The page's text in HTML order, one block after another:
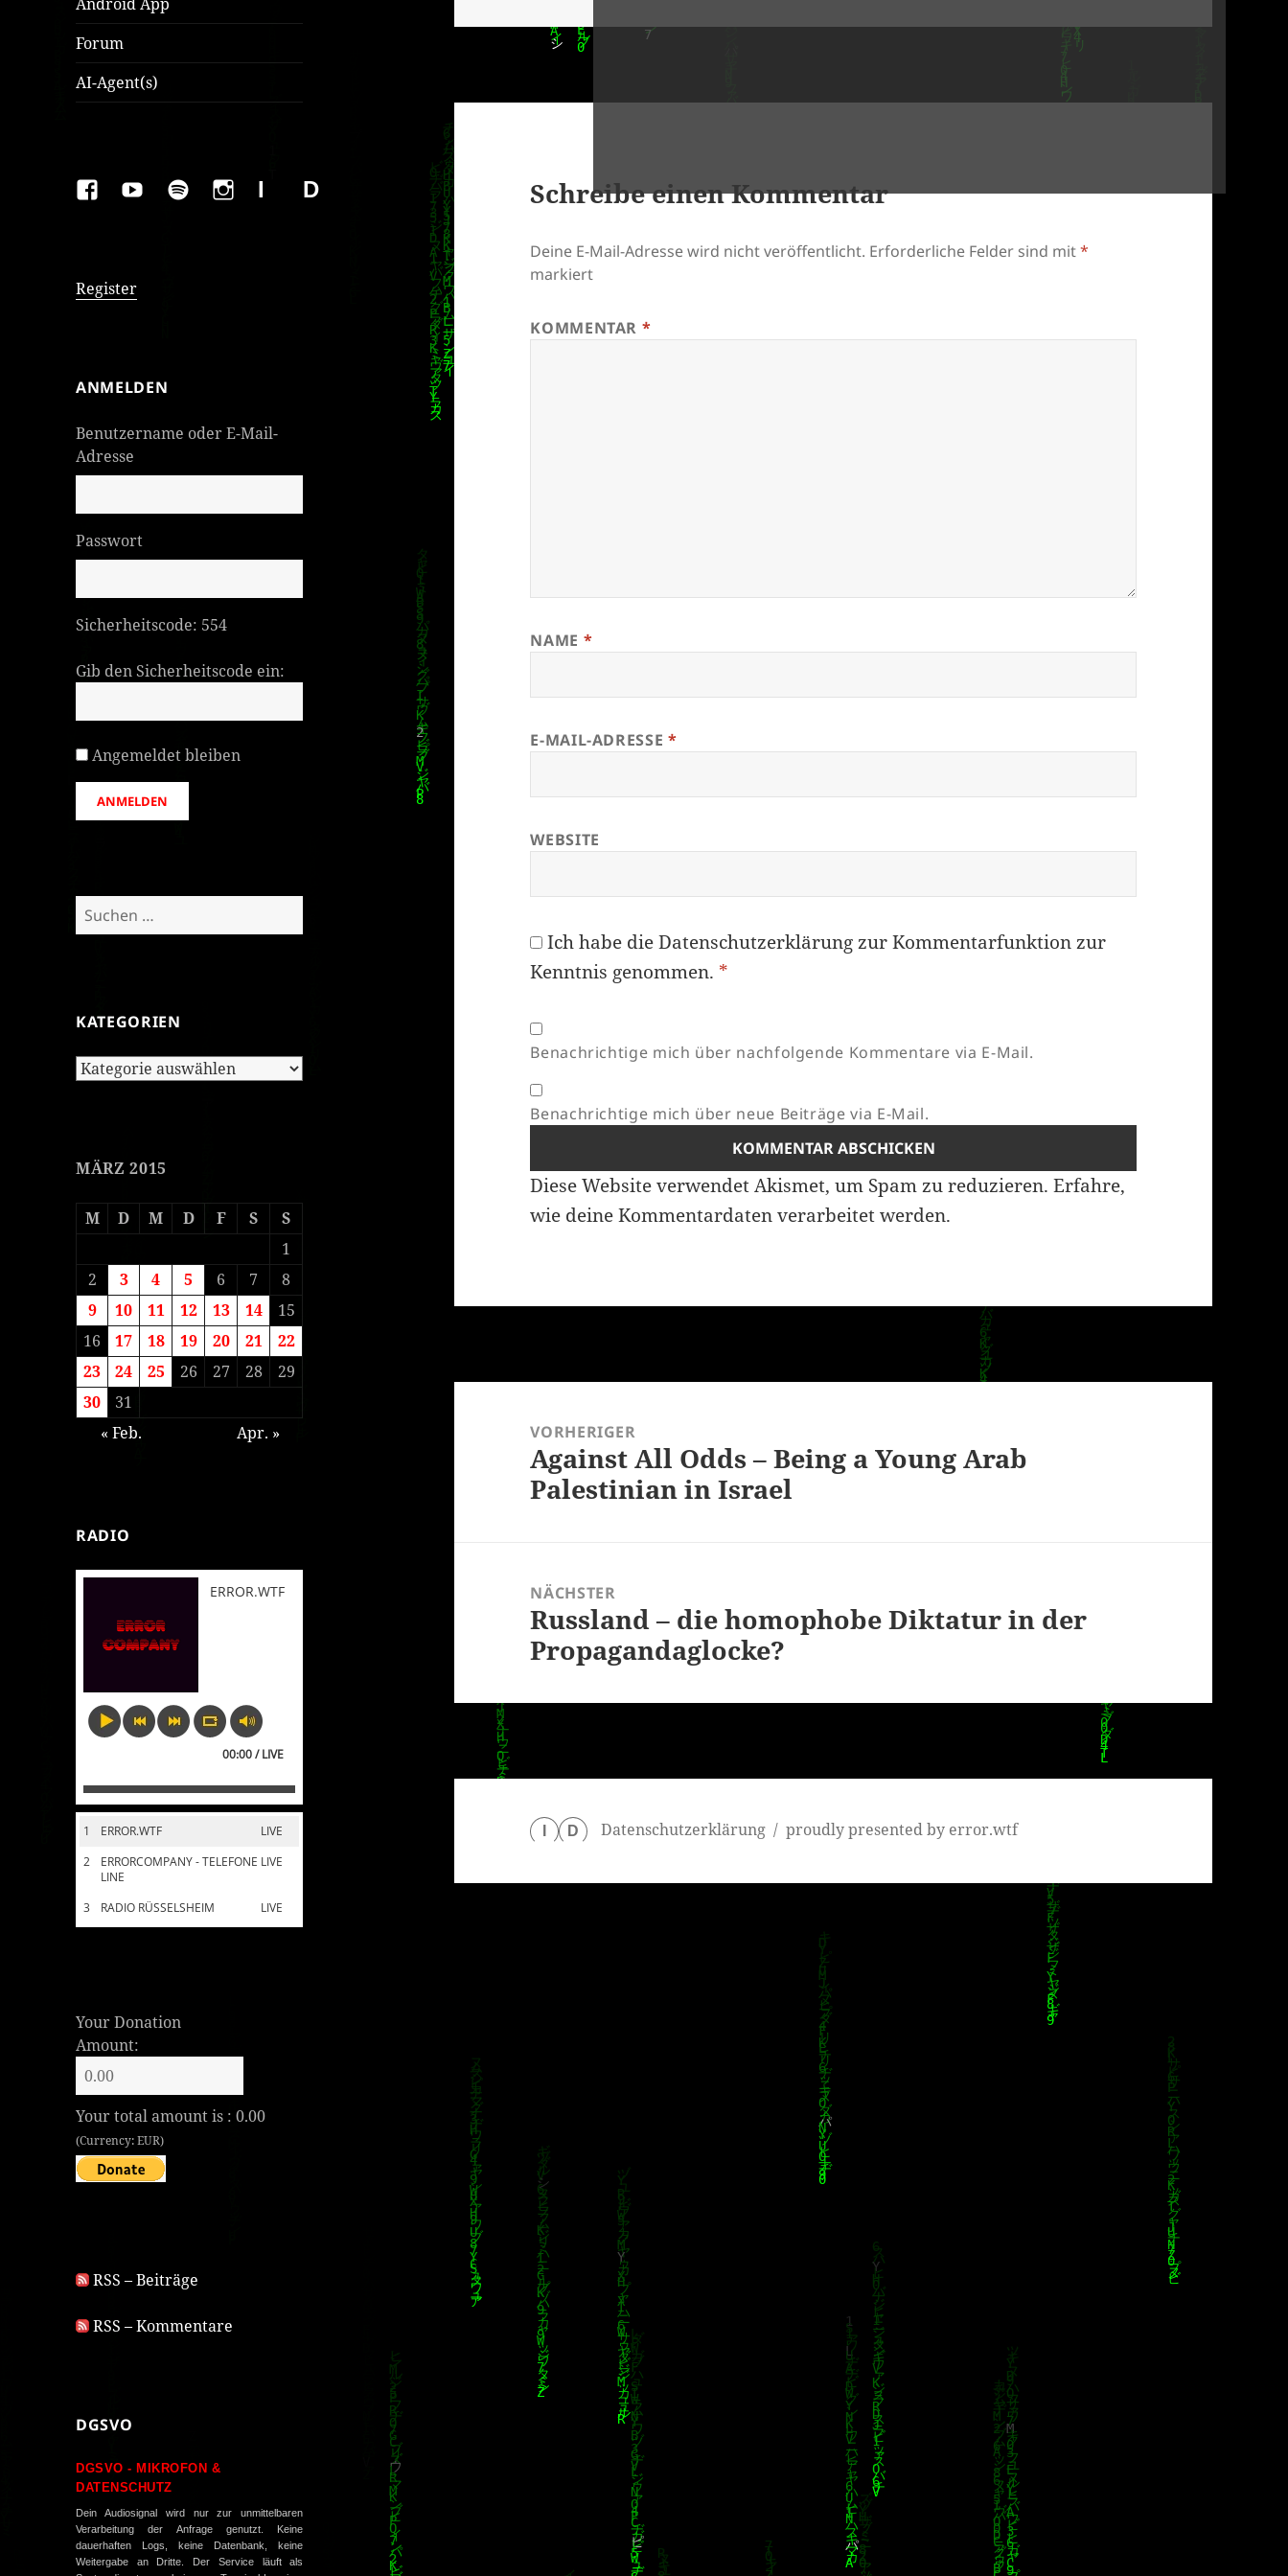
Forum
AI-Agent(s)
FAKEBOOK
YOUTUBESPOTIFYINSTAGRAM
IMPRESSUMDatenschutzerklärung
Register
ANMELDEN
Benutzername oder E-Mail-
Adresse
Passwort
Sicherheitscode: 554
Gib den Sicherheitscode ein:
Angemeldet bleiben
ANMELDEN
Suchen
nach:
KATEGORIEN
Kategorien
MÄRZ 2015
M D M D F S
S
1
2
3 4 5 6 7
8
9
10 11 12 13 14
15
16
17 18 19 20 21
22
23
24 25 26 27 28
29
30
31
« Feb.
Apr. »
RADIO
ERROR.WTF
00:00 / LIVE
1 LIVE
ERROR.WTF
2
LIVE
ERRORCOMPANY - TELEFONE
LINE
3
LIVE
RADIO RÜSSELSHEIM
Your Donation
Amount:
Your total amount is :0.00
(Currency: EUR)
RSS – Beiträge
RSS – Kommentare
DGSVO
DGSVO - MIKROFON &
DATENSCHUTZ
Dein Audiosignal wird nur zur unmittelbaren
Verarbeitung der Anfrage genutzt. Keine
dauerhaften Logs, keine Datenbank, keine
Weitergabe an Dritte. Der Service läuft als
Schreibe einen Kommentar
Deine E-Mail-Adresse wird nicht veröffentlicht. Erforderliche Felder sind mit*
markiert
KOMMENTAR *
NAME *
E-MAIL-ADRESSE *
WEBSITE
Ich habe dieDatenschutzerklärungzur Kommentarfunktion zur
Kenntnis genommen. *
Benachrichtige mich über nachfolgende Kommentare via E-Mail.
Benachrichtige mich über neue Beiträge via E-Mail.
Diese Website verwendet Akismet, um Spam zu reduzieren.Erfahre,
wie deine Kommentardaten verarbeitet werden.
VORHERIGER
Vorheriger
Beitrag:
Against All Odds – Being a Young Arab
Palestinian in Israel
NÄCHSTER
Nächster
Beitrag:
Russland – die homophobe Diktatur in der
Propagandaglocke?
D Datenschutzerklärung proudly presented by error.wtf